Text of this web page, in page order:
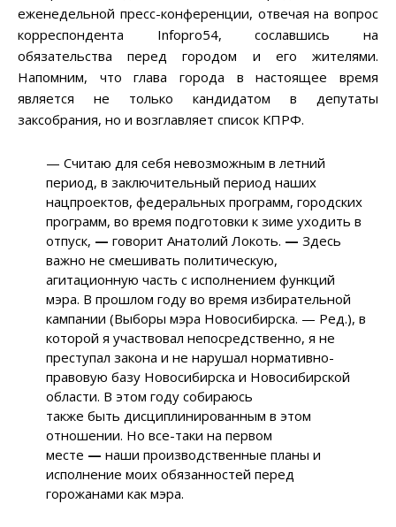
еженедельной пресс-конференции, отвечая на вопрос
корреспондента Infopro54, сославшись на
обязательства перед городом и его жителями.
Напомним, что глава города в настоящее время
является не только кандидатом в депутаты
заксобрания, но и возглавляет список КПРФ.
— Считаю для себя невозможным в летний
период, в заключительный период наших
нацпроектов, федеральных программ, городских
программ, во время подготовки к зиме уходить в
отпуск, — говорит Анатолий Локоть. — Здесь
важно не смешивать политическую,
агитационную часть с исполнением функций
мэра. В прошлом году во время избирательной
кампании (Выборы мэра Новосибирска. — Ред.), в
которой я участвовал непосредственно, я не
преступал закона и не нарушал нормативно-
правовую базу Новосибирска и Новосибирской
области. В этом году собираюсь
также быть дисциплинированным в этом
отношении. Но все-таки на первом
месте — наши производственные планы и
исполнение моих обязанностей перед
горожанами как мэра.